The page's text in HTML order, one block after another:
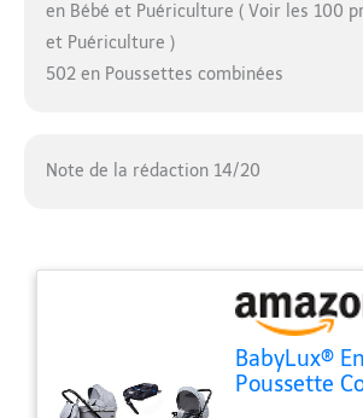
en Bébé et Puériculture ( Voir les 100
et Puériculture )
502 en Poussettes combinées
Note de la rédaction 14/20
BabyLux®
Poussette